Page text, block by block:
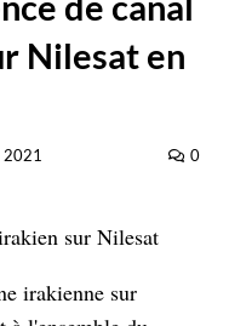
Nilesat en
2021 0
sur Nilesat
irakienne sur